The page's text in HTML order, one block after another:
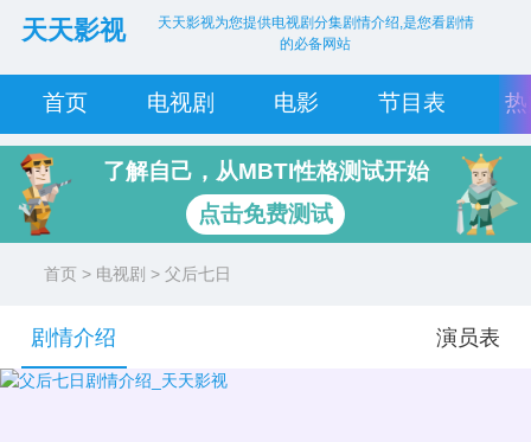
天天影视
天天影视为您提供电视剧分集剧情介绍,是您看剧情
的必备网站
首页 电视剧 电影 节目表
了解自己，从MBTI性格测试开始
点击免费测试
首页 > 电视剧 > 父后七日
剧情介绍 演员表